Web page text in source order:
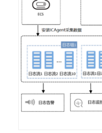
案
于
开
源
Modsecurity
构
建
WAF